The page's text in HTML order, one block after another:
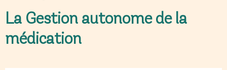
La Gestion autonome de la
médication